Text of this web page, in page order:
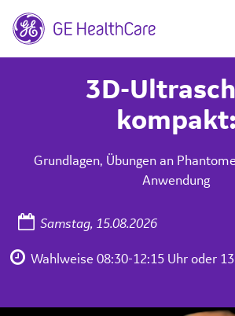
3D-
kompakt:
Grundlagen, Übungen an
Anwendung
Samstag, 15.08.2026
Wahlweise 08:30-12:15 Uhr oder